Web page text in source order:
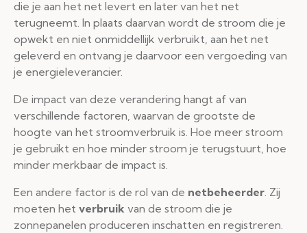
die je aan het net levert en later van het net
terugneemt. In plaats daarvan wordt de stroom die je
opwekt en niet onmiddellijk verbruikt, aan het net
geleverd en ontvang je daarvoor een vergoeding van
je energieleverancier.
De impact van deze verandering hangt af van
verschillende factoren, waarvan de grootste de
hoogte van het stroomverbruik is. Hoe meer stroom
je gebruikt en hoe minder stroom je terugstuurt, hoe
minder merkbaar de impact is.
Een andere factor is de rol van de netbeheerder . Zij
moeten het verbruik van de stroom die je
zonnepanelen produceren inschatten en registreren.